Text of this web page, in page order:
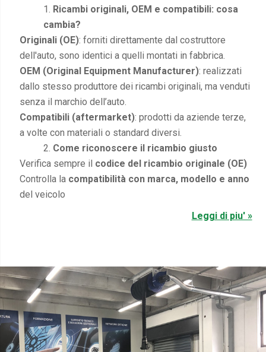
Ricambi originali, OEM e compatibili: cosa
cambia?
Originali (OE): forniti direttamente dal costruttore
dell'auto, sono identici a quelli montati in fabbrica.
OEM (Original Equipment Manufacturer): realizzati
dallo stesso produttore dei ricambi originali, ma venduti
senza il marchio dell’auto.
Compatibili (aftermarket): prodotti da aziende terze,
a volte con materiali o standard diversi.
Come riconoscere il ricambio giusto
Verifica sempre il codice del ricambio originale (OE)
Controlla la compatibilità con marca, modello e anno
del veicolo
Leggi di piu' »